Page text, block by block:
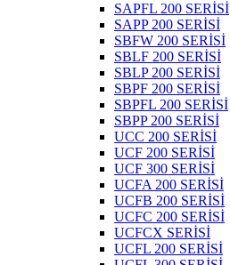
SAPFL 200 SERİSİ
SAPP 200 SERİSİ
SBFW 200 SERİSİ
SBLF 200 SERİSİ
SBLP 200 SERİSİ
SBPF 200 SERİSİ
SBPFL 200 SERİSİ
SBPP 200 SERİSİ
UCC 200 SERİSİ
UCF 200 SERİSİ
UCF 300 SERİSİ
UCFA 200 SERİSİ
UCFB 200 SERİSİ
UCFC 200 SERİSİ
UCFCX SERİSİ
UCFL 200 SERİSİ